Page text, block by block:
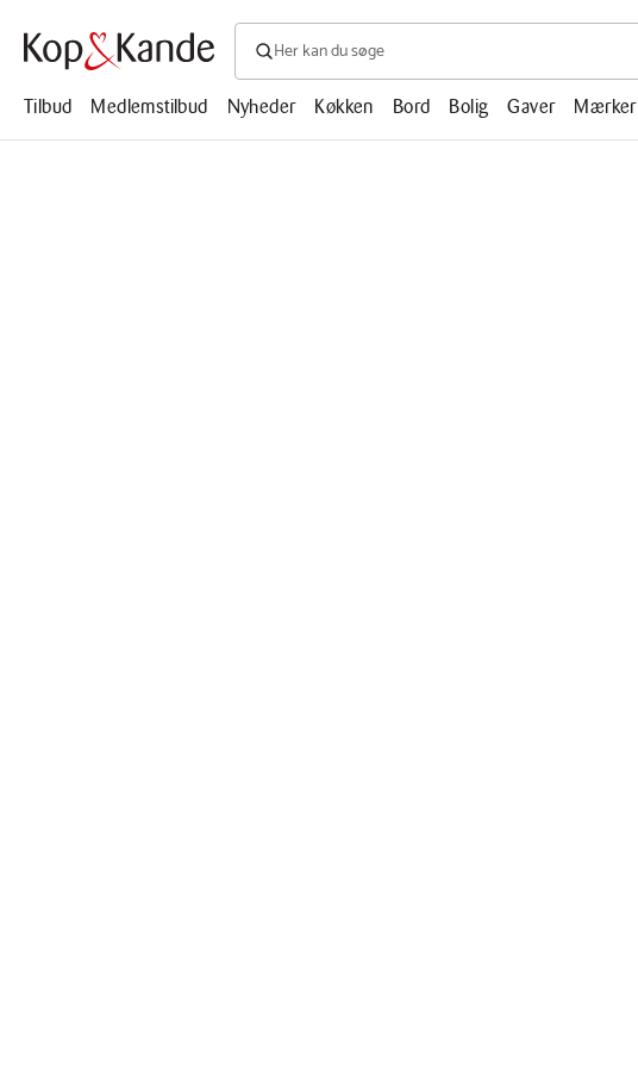
Søg efter produkter, artikler, opskrifter, mm.
Søg
efter
artikler,
Tilbud
Medlemstilbud Nyheder Køkken Bord Bolig Gaver Mærker